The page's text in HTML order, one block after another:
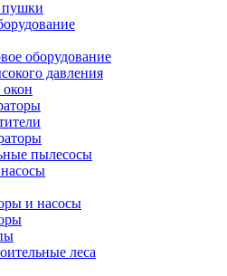
пушки
оборудование
давления
пылесосы
и насосы
леса